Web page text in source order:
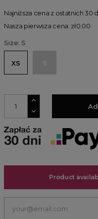
Najniższa cena z ostatnich 30
Nasza pierwsza cena: zł0.00
Size: S
XS S
Product